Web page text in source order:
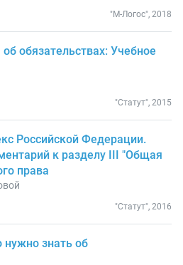
"М-Логос", 2018
обязательствах: Учебное
"Статут", 2015
Российской Федерации.
к разделу III "Общая
права
"Статут", 2016
нужно знать об